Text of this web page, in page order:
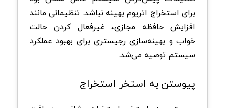
برای استخراج اتریوم بهینه نباشد. تنظیماتی مانند
افزایش حافظه مجازی، غیرفعال کردن حالت
خواب و بهینه‌سازی رجیستری برای بهبود عملکرد
سیستم توصیه می‌شد.
پیوستن به استخر استخراج